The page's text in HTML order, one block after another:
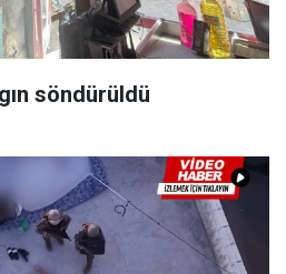
söndürüldü